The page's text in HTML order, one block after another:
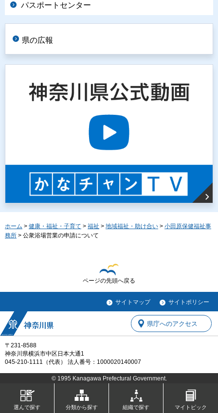
パスポートセンター
県の広報
ホーム > 健康・福祉・子育て > 福祉 > 地域福祉・助け合い > 小田原保健福祉事
務所 > 公衆浴場営業の申請について
ページの先頭へ戻る
サイトマップ サイトポリシー
〒231-8588
神奈川県横浜市中区日本大通1
045-210-1111（代表） 法人番号：1000020140007
県庁へのアクセス
© 1995 Kanagawa Prefectural Government.
選んで探す 分類から探す 組織で探す マイトピック